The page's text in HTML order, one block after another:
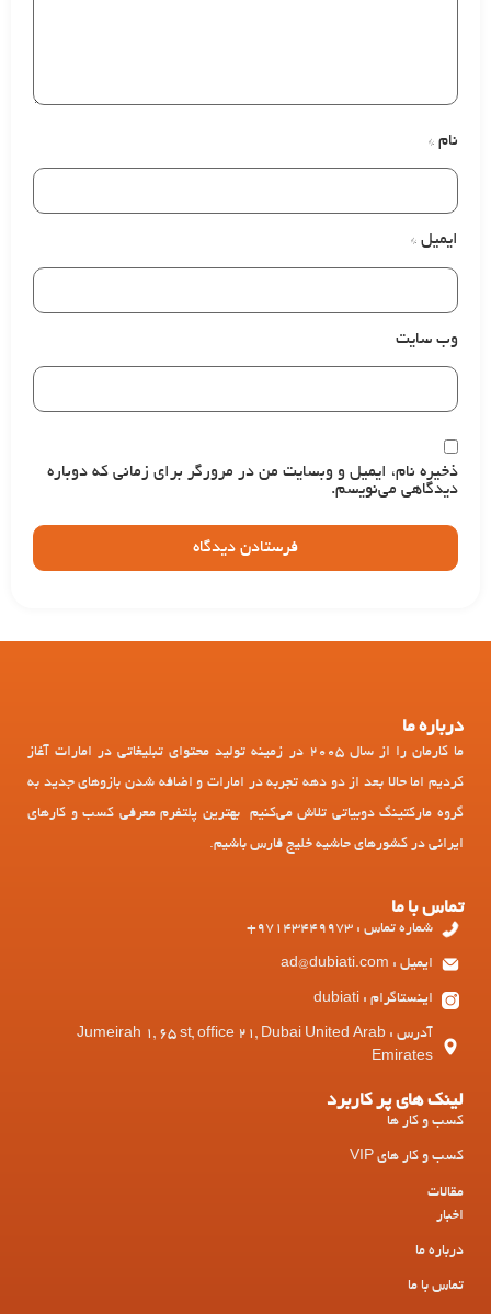
نام *
ایمیل *
وب‌ سایت
ذخیره نام، ایمیل و وبسایت من در مرورگر برای زمانی که دوباره
دیدگاهی می‌نویسم.
درباره ما
ما کارمان را از سال 2005 در زمینه تولید محتوای تبلیغاتی در امارات آغاز
کردیم اما حالا بعد از دو دهه تجربه در امارات و اضافه شدن بازوهای جدید به
گروه مارکتینگ دوبیاتی تلاش می‌کنیم بهترین پلتفرم معرفی کسب و کارهای
ایرانی در کشورهای حاشیه خلیج فارس باشیم.
تماس با ما
شماره تماس : 97143449973+
ایمیل : ad@dubiati.com
اینستاگرام : dubiati
آدرس : Jumeirah 1, 65 st, office 21, Dubai United Arab
Emirates
لینک های پر کاربرد
کسب و کار ها
کسب و کار های VIP
مقالات
اخبار
درباره ما
تماس با ما